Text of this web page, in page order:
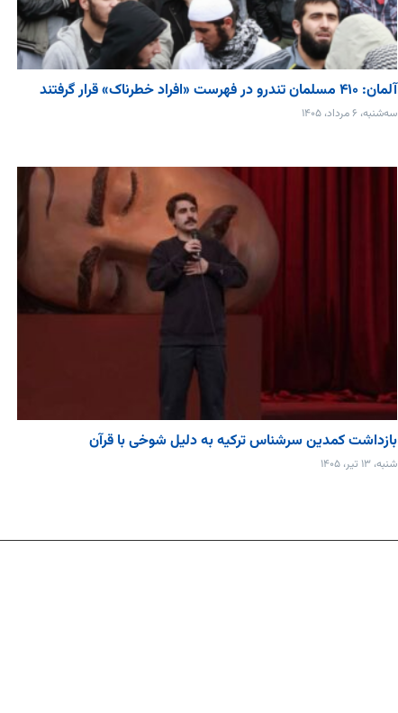
آلمان: ۴۱۰ مسلمان تندرو در فهرست «افراد خطرناک» قرار گرفتند
سه‌شنبه، ۶ مرداد، ۱۴۰۵
بازداشت کمدین سرشناس ترکیه به دلیل شوخی با قرآن
شنبه، ۱۳ تیر، ۱۴۰۵